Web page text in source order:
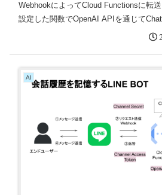
WebhookによってCloud Functionsに転
設定した関数でOpenAI APIを通じて
のメッセージに対する応答が生成される
AI